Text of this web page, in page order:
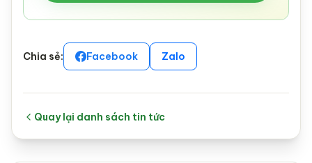
Chia sẻ: Facebook Zalo
Quay lại danh sách tin tức